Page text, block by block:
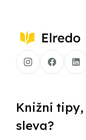
Knižní
sleva?